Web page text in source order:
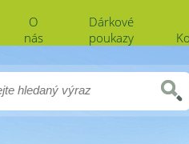
O
nás
Dárkové
poukazy